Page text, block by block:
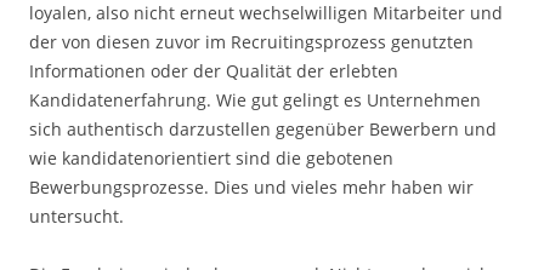
loyalen, also nicht erneut wechselwilligen Mitarbeiter und
der von diesen zuvor im Recruitingsprozess genutzten
Informationen oder der Qualität der erlebten
Kandidatenerfahrung. Wie gut gelingt es Unternehmen
sich authentisch darzustellen gegenüber Bewerbern und
wie kandidatenorientiert sind die gebotenen
Bewerbungsprozesse. Dies und vieles mehr haben wir
untersucht.